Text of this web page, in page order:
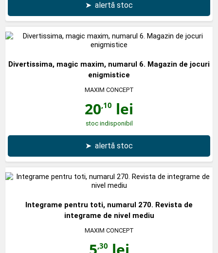
➤ alertă stoc
Divertissima, magic maxim, numarul 6. Magazin de jocuri
enigmistice
MAXIM CONCEPT
20,10 lei
stoc indisponibil
➤ alertă stoc
Integrame pentru toti, numarul 270. Revista de
integrame de nivel mediu
MAXIM CONCEPT
,30